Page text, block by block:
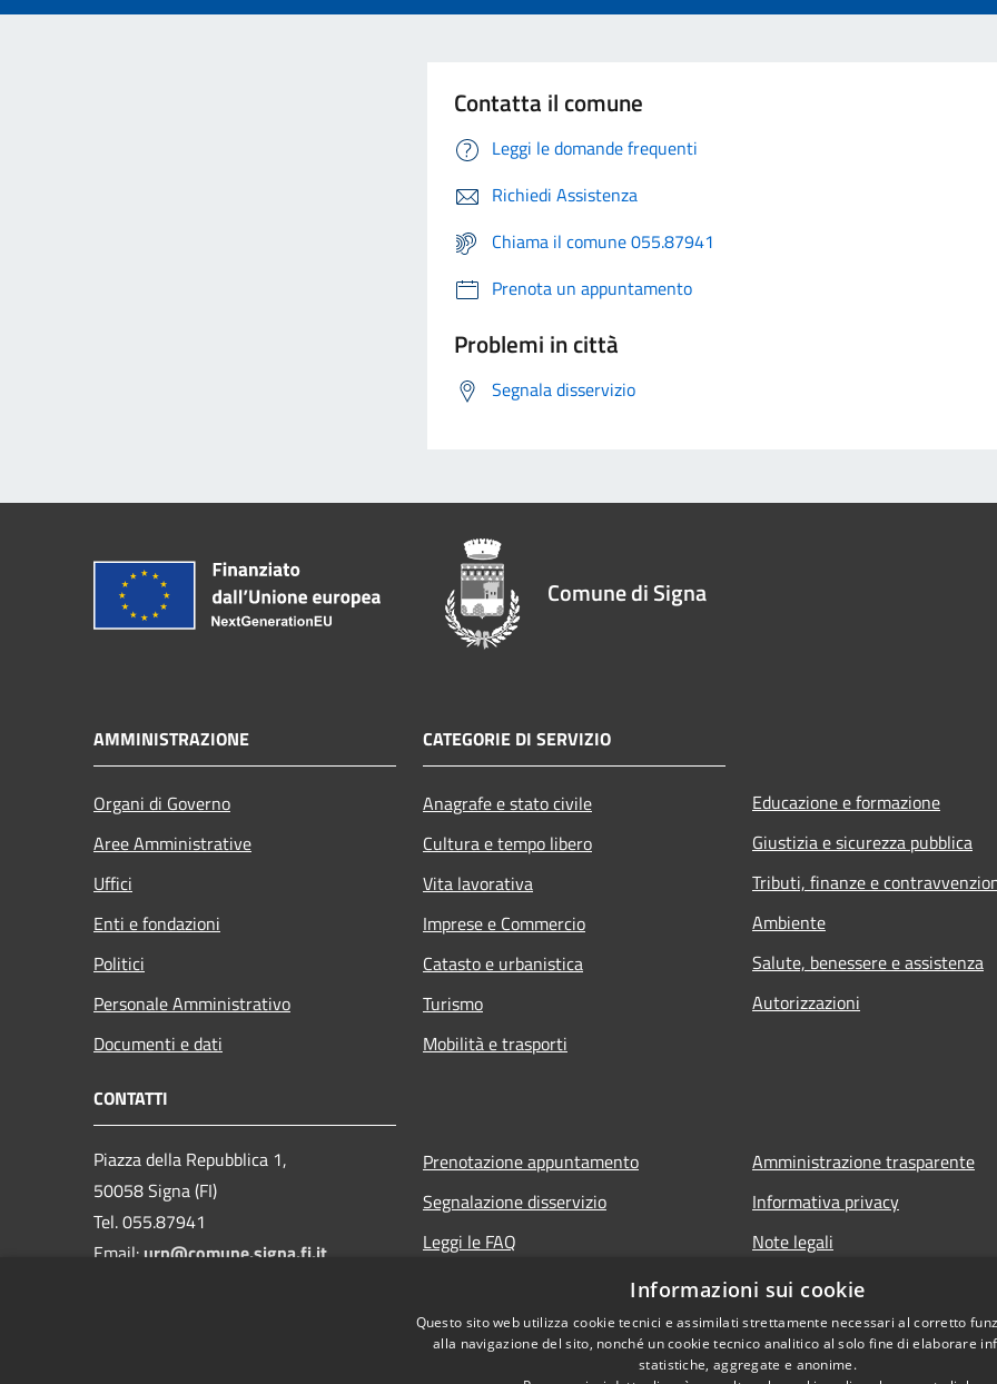
Contatta il comune
Leggi le domande frequenti
Richiedi Assistenza
Chiama il comune 055.87941
Prenota un appuntamento
Problemi in città
Segnala disservizio
Comune di Signa
AMMINISTRAZIONE
Organi di Governo
Aree Amministrative
Uffici
Enti e fondazioni
Politici
Personale Amministrativo
Documenti e dati
CATEGORIE DI SERVIZIO
Anagrafe e stato civile
Cultura e tempo libero
Vita lavorativa
Imprese e Commercio
Catasto e urbanistica
Turismo
Mobilità e trasporti
Educazione e formazione
Giustizia e sicurezza pubblica
Tributi, finanze e
Ambiente
Salute, benessere e assistenza
Autorizzazioni
CONTATTI
Piazza della Repubblica 1,
50058 Signa (FI)
Tel. 055.87941
Email:urp@comune.signa.fi.it
Prenotazione appuntamento
Segnalazione disservizio
Leggi le FAQ
Amministrazione trasparente
Informativa privacy
Note legali
Dichiarazione di accessibilità
Informazioni sui cookie
Questo sito web utilizza cookie tecnici e assimilati strettamente necessari al corretto
alla navigazione del sito, nonché un cookie tecnico analitico al solo fine di elaborare
statistiche, aggregate e anonime.